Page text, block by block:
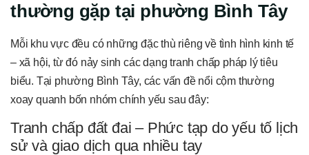
thường gặp tại phường Bình Tây
Mỗi khu vực đều có những đặc thù riêng về tình hình kinh tế
– xã hội, từ đó nảy sinh các dạng tranh chấp pháp lý tiêu
biểu. Tại phường Bình Tây, các vấn đề nổi cộm thường
xoay quanh bốn nhóm chính yếu sau đây:
Tranh chấp đất đai – Phức tạp do yếu tố lịch
sử và giao dịch qua nhiều tay